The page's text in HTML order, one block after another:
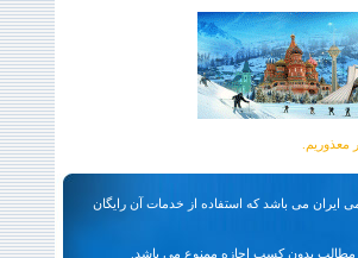
ایران می باشد که استفاده از خدمات آن رایگان
بدون کسب اجازه ممنوع می باشد.